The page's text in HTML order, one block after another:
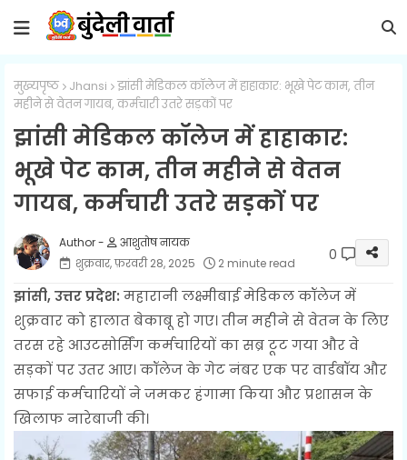
मुख्यपृष्ठ Jhansi
झांसी मेडिकल कॉलेज में हाहाकार: भूखे पेट काम, तीन
महीने से वेतन गायब, कर्मचारी उतरे सड़कों पर
झांसी मेडिकल कॉलेज में हाहाकार:
भूखे पेट काम, तीन महीने से वेतन
गायब, कर्मचारी उतरे सड़कों पर
आशुतोष नायक
शुक्रवार, फ़रवरी 28, 2025
2 minute read 0
झांसी, उत्तर प्रदेश: महारानी लक्ष्मीबाई मेडिकल कॉलेज में
शुक्रवार को हालात बेकाबू हो गए। तीन महीने से वेतन के लिए
तरस रहे आउटसोर्सिंग कर्मचारियों का सब्र टूट गया और वे
सड़कों पर उतर आए। कॉलेज के गेट नंबर एक पर वार्डबॉय और
सफाई कर्मचारियों ने जमकर हंगामा किया और प्रशासन के
खिलाफ नारेबाजी की।